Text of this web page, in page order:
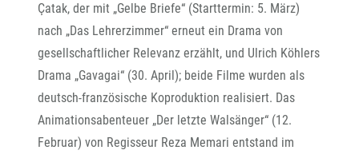
Çatak, der mit „Gelbe Briefe“ (Starttermin: 5. März)
nach „Das Lehrerzimmer“ erneut ein Drama von
gesellschaftlicher Relevanz erzählt, und Ulrich Köhlers
Drama „Gavagai“ (30. April); beide Filme wurden als
deutsch-französische Koproduktion realisiert. Das
Animationsabenteuer „Der letzte Walsänger“ (12.
Februar) von Regisseur Reza Memari entstand im